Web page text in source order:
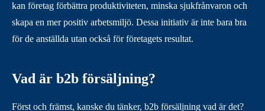
kan företag förbättra produktiviteten, minska sjukfrånvaron och
skapa en mer positiv arbetsmiljö. Dessa initiativ är inte bara bra
för de anställda utan också för företagets resultat.
Vad är b2b försäljning?
Först och främst, kanske du tänker, b2b försäljning vad är det?